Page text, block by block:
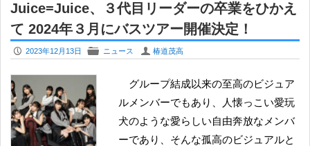
Juice=Juice、３代目リーダーの卒業をひかえ
て 2024年３月にバスツアー開催決定！
P 2023年12月13日 F ニュース U 椿道茂高
グループ結成以来の至高のビジュア
ルメンバーでもあり、人懐っこい愛玩
犬のような愛らしい自由奔放なメンバ
ーであり、そんな孤高のビジュアルと